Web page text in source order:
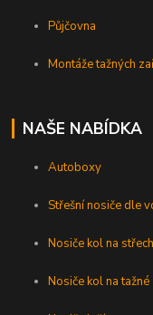
Půjčovna
Montáže tažných
NAŠE NABÍDKA
Autoboxy
Střešní nosiče dle
Nosiče kol na
Nosiče kol na